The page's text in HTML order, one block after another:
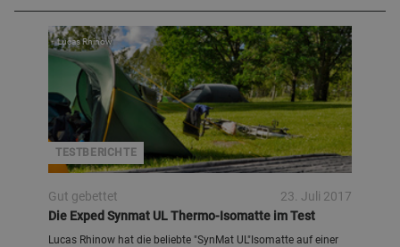
TESTBERICHTE
Lucas Rhinow
Gut gebettet
23. Juli 2017
Die Exped Synmat UL Thermo-Isomatte im Test
Lucas Rhinow hat die beliebte "SynMat UL"Isomatte auf einer